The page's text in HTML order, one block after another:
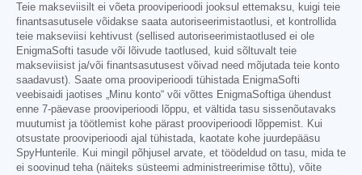
Teie makseviisilt ei võeta prooviperioodi jooksul ettemaksu, kuigi teie
finantsasutusele võidakse saata autoriseerimistaotlusi, et kontrollida
teie makseviisi kehtivust (sellised autoriseerimistaotlused ei ole
EnigmaSofti tasude või lõivude taotlused, kuid sõltuvalt teie
makseviisist ja/või finantsasutusest võivad need mõjutada teie konto
saadavust). Saate oma prooviperioodi tühistada EnigmaSofti
veebisaidi jaotises „Minu konto“ või võttes EnigmaSoftiga ühendust
enne 7-päevase prooviperioodi lõppu, et vältida tasu sissenõutavaks
muutumist ja töötlemist kohe pärast prooviperioodi lõppemist. Kui
otsustate prooviperioodi ajal tühistada, kaotate kohe juurdepääsu
SpyHunterile. Kui mingil põhjusel arvate, et töödeldud on tasu, mida te
ei soovinud teha (näiteks süsteemi administreerimise tõttu), võite